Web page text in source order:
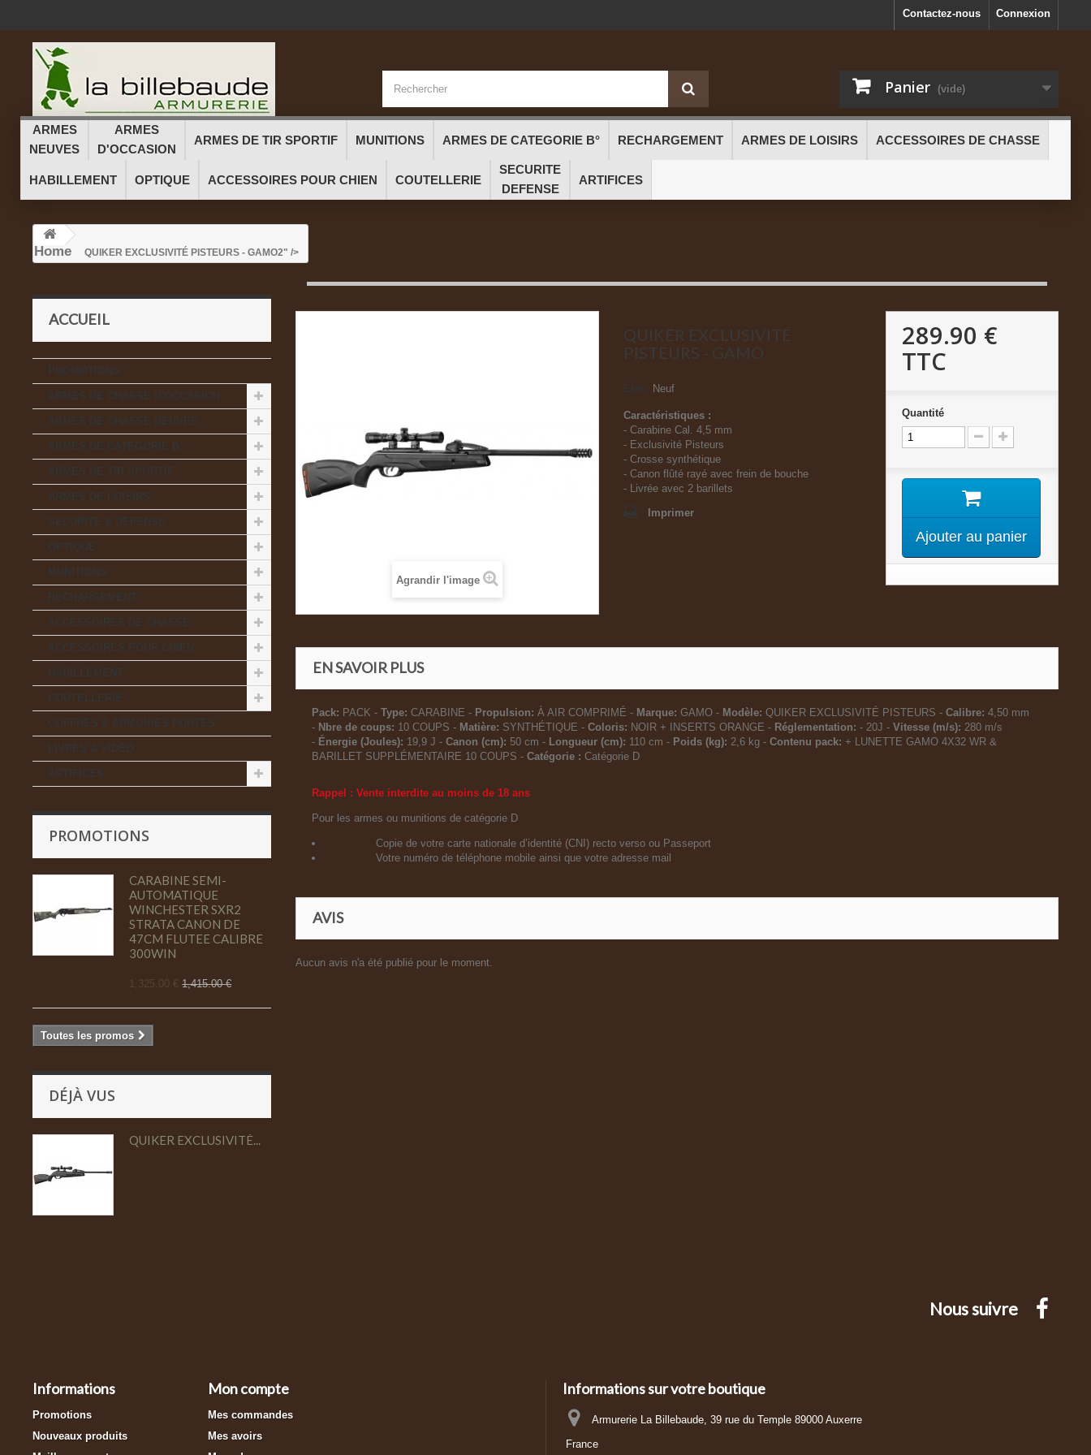
Connexion
Contactez-nous
Panier (vide)
ARMES
NEUVES
ARMES
D'OCCASION
ARMES DE TIR SPORTIF MUNITIONS ARMES DE CATEGORIE B° RECHARGEMENT ARMES DE LOISIRS ACCESSOIRES DE CHASSE
HABILLEMENT OPTIQUE ACCESSOIRES POUR CHIEN COUTELLERIE
SECURITE
DEFENSE
ARTIFICES
Home QUIKER EXCLUSIVITÉ PISTEURS - GAMO2" />
ACCUEIL
PROMOTIONS
ARMES DE CHASSE D'OCCASION
ARMES DE CHASSE NEUVES
ARMES DE CATEGORIE B°
ARMES DE TIR SPORTIF
ARMES DE LOISIRS
SECURITE & DEFENSE
MUNITIONS
RECHARGEMENT
ACCESSOIRES DE CHASSE
ACCESSOIRES POUR CHIEN
HABILLEMENT
COUTELLERIE
COFFRES & ARMOIRES FORTES
LIVRES & VIDEO
ARTIFICES
PROMOTIONS
CARABINE SEMI-
AUTOMATIQUE
WINCHESTER SXR2
STRATA CANON DE
47CM FLUTEE CALIBRE
300WIN
1,325.00 €1,415.00 €
Toutes les promos
DÉJÀ VUS
QUIKER EXCLUSIVITÉ...
Agrandir l'image
QUIKER EXCLUSIVITÉ
PISTEURS - GAMO
Neuf
Caractéristiques :
- Carabine Cal. 4,5 mm
- Exclusivité Pisteurs
- Crosse synthétique
- Canon flûté rayé avec frein de bouche
- Livrée avec 2 barillets
Imprimer
289.90 €
TTC
Quantité
Ajouter au panier
EN SAVOIR PLUS
Pack: PACK - Type: CARABINE - Propulsion: À AIR COMPRIMÉ - Marque: GAMO - Modèle: QUIKER EXCLUSIVITÉ PISTEURS - Calibre: 4,50 mm
- Nbre de coups: 10 COUPS - Matière: SYNTHÉTIQUE - Coloris: NOIR + INSERTS ORANGE - Réglementation: - 20J - Vitesse (m/s): 280 m/s
- Énergie (Joules): 19,9 J - Canon (cm): 50 cm - Longueur (cm): 110 cm - Poids (kg): 2,6 kg - Contenu pack: + LUNETTE GAMO 4X32 WR &
BARILLET SUPPLÉMENTAIRE 10 COUPS - Catégorie : Catégorie D
Rappel : Vente interdite au moins de 18 ans
Pour les armes ou munitions de catégorie D
Copie de votre carte nationale d’identité (CNI) recto verso ou Passeport
Votre numéro de téléphone mobile ainsi que votre adresse mail
AVIS
Aucun avis n'a été publié pour le moment.
Nous suivre
Informations
Promotions
Nouveaux produits
Mon compte
Mes commandes
Mes avoirs
Informations sur votre boutique
Armurerie La Billebaude, 39 rue du Temple 89000 Auxerre
France